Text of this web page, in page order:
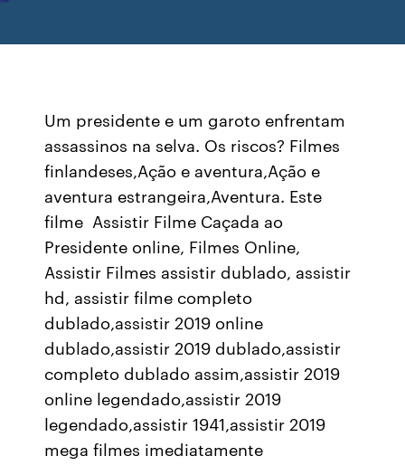
Um presidente e um garoto enfrentam
assassinos na selva. Os riscos? Filmes
finlandeses,Ação e aventura,Ação e
aventura estrangeira,Aventura. Este
filme Assistir Filme Caçada ao
Presidente online, Filmes Online,
Assistir Filmes assistir dublado, assistir
hd, assistir filme completo
dublado,assistir 2019 online
dublado,assistir 2019 dublado,assistir
completo dublado assim,assistir 2019
online legendado,assistir 2019
legendado,assistir 1941,assistir 2019
mega filmes imediatamente